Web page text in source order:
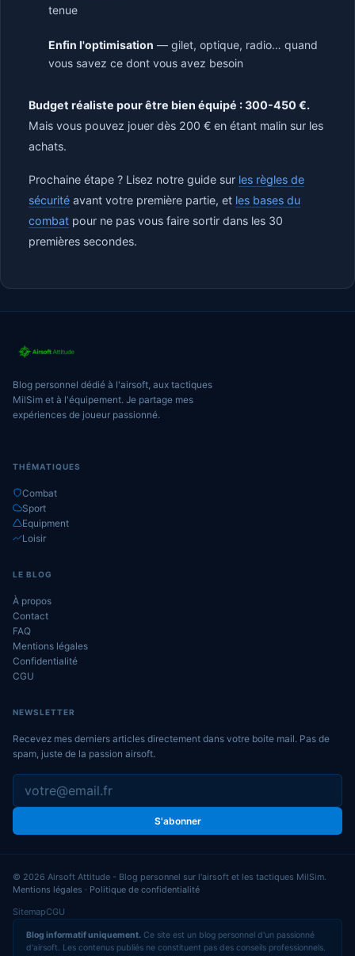
tenue
Enfin l'optimisation — gilet, optique, radio… quand
vous savez ce dont vous avez besoin
Budget réaliste pour être bien équipé : 300-450 €.
Mais vous pouvez jouer dès 200 € en étant malin sur les
achats.
Prochaine étape ? Lisez notre guide sur les règles de
sécurité avant votre première partie, et les bases du
combat pour ne pas vous faire sortir dans les 30
premières secondes.
Blog personnel dédié à l'airsoft, aux tactiques
MilSim et à l'équipement. Je partage mes
expériences de joueur passionné.
THÉMATIQUES
Combat
Sport
Equipment
Loisir
LE BLOG
À propos
Contact
FAQ
Mentions légales
Confidentialité
CGU
NEWSLETTER
Recevez mes derniers articles directement dans votre boite mail. Pas de
spam, juste de la passion airsoft.
S'abonner
© 2026 Airsoft Attitude - Blog personnel sur l'airsoft et les tactiques MilSim.
Mentions légales · Politique de confidentialité
SitemapCGU
Blog informatif uniquement. Ce site est un blog personnel d'un passionné
d'airsoft. Les contenus publiés ne constituent pas des conseils professionnels.